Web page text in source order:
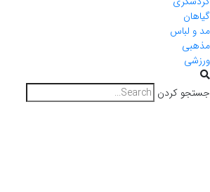
گیاهان
مد و لباس
مذهبی
ورزشی
جستجو کردن